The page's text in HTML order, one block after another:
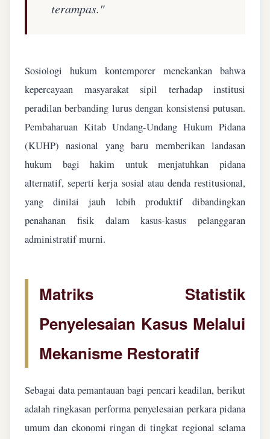
terampas."
Sosiologi hukum kontemporer menekankan bahwa
kepercayaan masyarakat sipil terhadap institusi
peradilan berbanding lurus dengan konsistensi putusan.
Pembaharuan Kitab Undang-Undang Hukum Pidana
(KUHP) nasional yang baru memberikan landasan
hukum bagi hakim untuk menjatuhkan pidana
alternatif, seperti kerja sosial atau denda restitusional,
yang dinilai jauh lebih produktif dibandingkan
penahanan fisik dalam kasus-kasus pelanggaran
administratif murni.
Matriks Statistik
Penyelesaian Kasus Melalui
Mekanisme Restoratif
Sebagai data pemantauan bagi pencari keadilan, berikut
adalah ringkasan performa penyelesaian perkara pidana
umum dan ekonomi ringan di tingkat regional selama